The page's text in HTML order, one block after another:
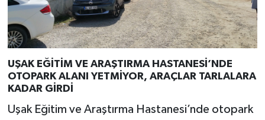
UŞAK EĞİTİM VE ARAŞTIRMA HASTANESİ’NDE
OTOPARK ALANI YETMİYOR, ARAÇLAR TARLALARA
KADAR GİRDİ
Uşak Eğitim ve Araştırma Hastanesi’nde otopark